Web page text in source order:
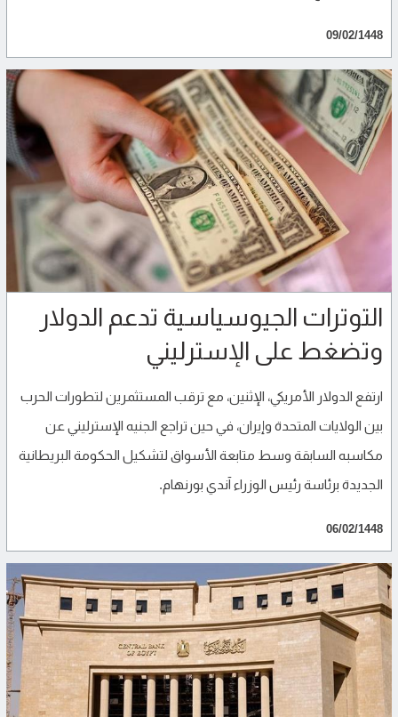
09/02/1448
التوترات الجيوسياسية تدعم الدولار
وتضغط على الإسترليني
ارتفع الدولار الأمريكي، الإثنين، مع ترقب المستثمرين لتطورات الحرب
بين الولايات المتحدة وإيران، في حين تراجع الجنيه الإسترليني عن
مكاسبه السابقة وسط متابعة الأسواق لتشكيل الحكومة البريطانية
الجديدة برئاسة رئيس الوزراء آندي بورنهام.
06/02/1448